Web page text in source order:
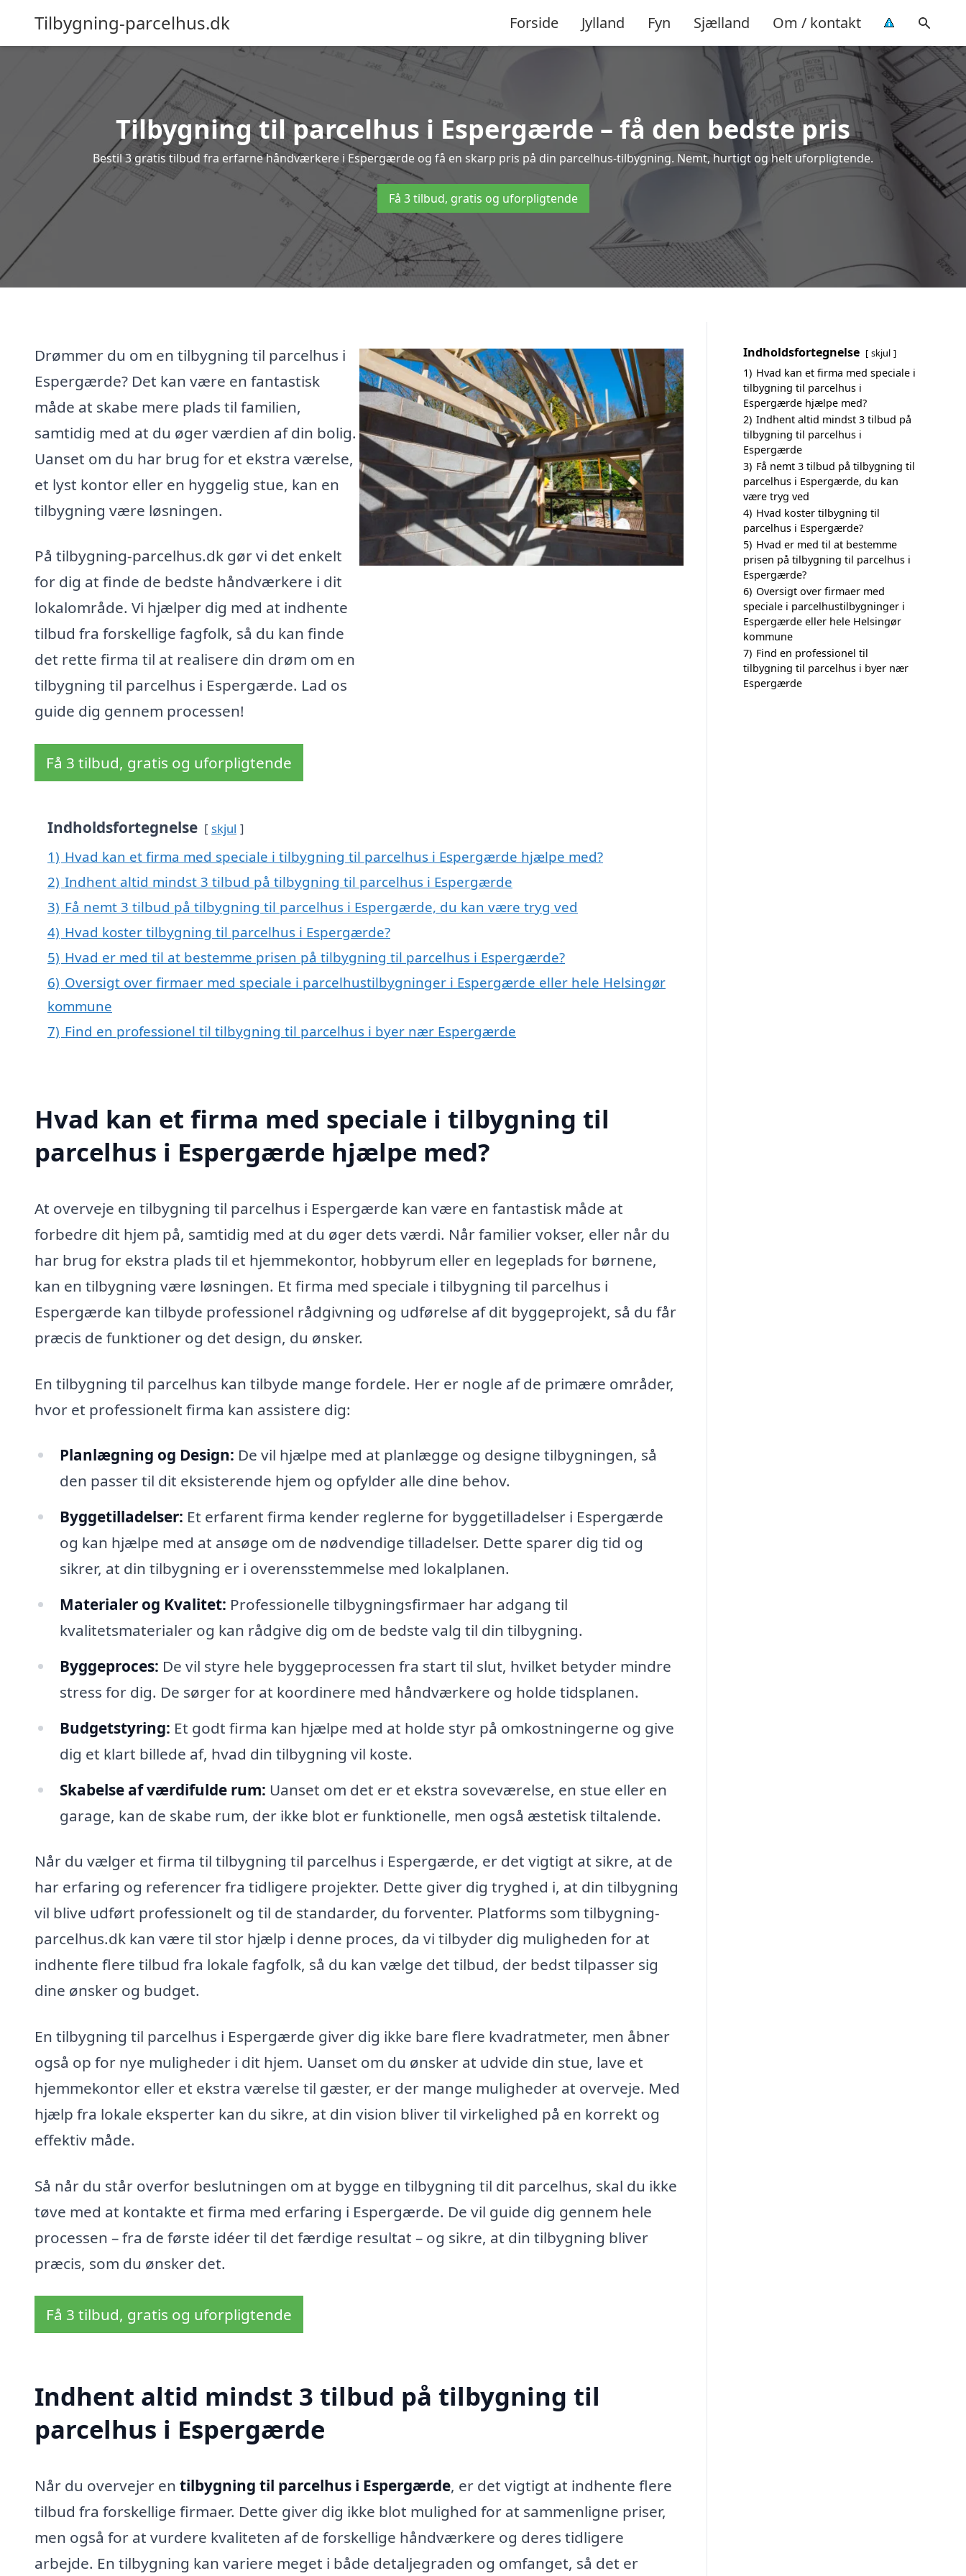
Tilbygning-parcelhus.dk Forside Jylland Fyn Sjælland Om / kontakt
Tilbygning til parcelhus i Espergærde – få den bedste pris
Bestil 3 gratis tilbud fra erfarne håndværkere i Espergærde og få en skarp pris på din parcelhus-tilbygning. Nemt, hurtigt og helt uforpligtende.
Få 3 tilbud, gratis og uforpligtende
Drømmer du om en tilbygning til parcelhus i
Espergærde? Det kan være en fantastisk
måde at skabe mere plads til familien,
samtidig med at du øger værdien af din bolig.
Uanset om du har brug for et ekstra værelse,
et lyst kontor eller en hyggelig stue, kan en
tilbygning være løsningen.
På tilbygning-parcelhus.dk gør vi det enkelt
for dig at finde de bedste håndværkere i dit
lokalområde. Vi hjælper dig med at indhente
tilbud fra forskellige fagfolk, så du kan finde
det rette firma til at realisere din drøm om en
tilbygning til parcelhus i Espergærde. Lad os
guide dig gennem processen!
Få 3 tilbud, gratis og uforpligtende
Indholdsfortegnelse skjul
1) Hvad kan et firma med speciale i tilbygning til parcelhus i Espergærde hjælpe med?
2) Indhent altid mindst 3 tilbud på tilbygning til parcelhus i Espergærde
3) Få nemt 3 tilbud på tilbygning til parcelhus i Espergærde, du kan være tryg ved
4) Hvad koster tilbygning til parcelhus i Espergærde?
5) Hvad er med til at bestemme prisen på tilbygning til parcelhus i Espergærde?
6) Oversigt over firmaer med speciale i parcelhustilbygninger i Espergærde eller hele Helsingør
kommune
7) Find en professionel til tilbygning til parcelhus i byer nær Espergærde
Hvad kan et firma med speciale i tilbygning til
parcelhus i Espergærde hjælpe med?
At overveje en tilbygning til parcelhus i Espergærde kan være en fantastisk måde at
forbedre dit hjem på, samtidig med at du øger dets værdi. Når familier vokser, eller når du
har brug for ekstra plads til et hjemmekontor, hobbyrum eller en legeplads for børnene,
kan en tilbygning være løsningen. Et firma med speciale i tilbygning til parcelhus i
Espergærde kan tilbyde professionel rådgivning og udførelse af dit byggeprojekt, så du får
præcis de funktioner og det design, du ønsker.
En tilbygning til parcelhus kan tilbyde mange fordele. Her er nogle af de primære områder,
hvor et professionelt firma kan assistere dig:
Planlægning og Design: De vil hjælpe med at planlægge og designe tilbygningen, så
den passer til dit eksisterende hjem og opfylder alle dine behov.
Byggetilladelser: Et erfarent firma kender reglerne for byggetilladelser i Espergærde
og kan hjælpe med at ansøge om de nødvendige tilladelser. Dette sparer dig tid og
sikrer, at din tilbygning er i overensstemmelse med lokalplanen.
Materialer og Kvalitet: Professionelle tilbygningsfirmaer har adgang til
kvalitetsmaterialer og kan rådgive dig om de bedste valg til din tilbygning.
Byggeproces: De vil styre hele byggeprocessen fra start til slut, hvilket betyder mindre
stress for dig. De sørger for at koordinere med håndværkere og holde tidsplanen.
Budgetstyring: Et godt firma kan hjælpe med at holde styr på omkostningerne og give
dig et klart billede af, hvad din tilbygning vil koste.
Skabelse af værdifulde rum: Uanset om det er et ekstra soveværelse, en stue eller en
garage, kan de skabe rum, der ikke blot er funktionelle, men også æstetisk tiltalende.
Når du vælger et firma til tilbygning til parcelhus i Espergærde, er det vigtigt at sikre, at de
har erfaring og referencer fra tidligere projekter. Dette giver dig tryghed i, at din tilbygning
vil blive udført professionelt og til de standarder, du forventer. Platforms som tilbygning-
parcelhus.dk kan være til stor hjælp i denne proces, da vi tilbyder dig muligheden for at
indhente flere tilbud fra lokale fagfolk, så du kan vælge det tilbud, der bedst tilpasser sig
dine ønsker og budget.
En tilbygning til parcelhus i Espergærde giver dig ikke bare flere kvadratmeter, men åbner
også op for nye muligheder i dit hjem. Uanset om du ønsker at udvide din stue, lave et
hjemmekontor eller et ekstra værelse til gæster, er der mange muligheder at overveje. Med
hjælp fra lokale eksperter kan du sikre, at din vision bliver til virkelighed på en korrekt og
effektiv måde.
Så når du står overfor beslutningen om at bygge en tilbygning til dit parcelhus, skal du ikke
tøve med at kontakte et firma med erfaring i Espergærde. De vil guide dig gennem hele
processen – fra de første idéer til det færdige resultat – og sikre, at din tilbygning bliver
præcis, som du ønsker det.
Få 3 tilbud, gratis og uforpligtende
Indhent altid mindst 3 tilbud på tilbygning til
parcelhus i Espergærde
Når du overvejer en tilbygning til parcelhus i Espergærde, er det vigtigt at indhente flere
tilbud fra forskellige firmaer. Dette giver dig ikke blot mulighed for at sammenligne priser,
men også for at vurdere kvaliteten af de forskellige håndværkere og deres tidligere
arbejde. En tilbygning kan variere meget i både detaljegraden og omfanget, så det er
Indholdsfortegnelse skjul
1) Hvad kan et firma med speciale i
tilbygning til parcelhus i
Espergærde hjælpe med?
2) Indhent altid mindst 3 tilbud på
tilbygning til parcelhus i
Espergærde
3) Få nemt 3 tilbud på tilbygning til
parcelhus i Espergærde, du kan
være tryg ved
4) Hvad koster tilbygning til
parcelhus i Espergærde?
5) Hvad er med til at bestemme
prisen på tilbygning til parcelhus i
Espergærde?
6) Oversigt over firmaer med
speciale i parcelhustilbygninger i
Espergærde eller hele Helsingør
kommune
7) Find en professionel til
tilbygning til parcelhus i byer nær
Espergærde